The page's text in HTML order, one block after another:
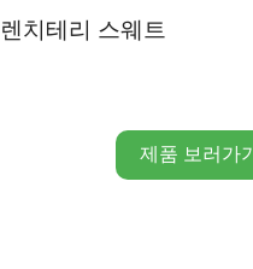
치테리 스웨트
제품 보러가기